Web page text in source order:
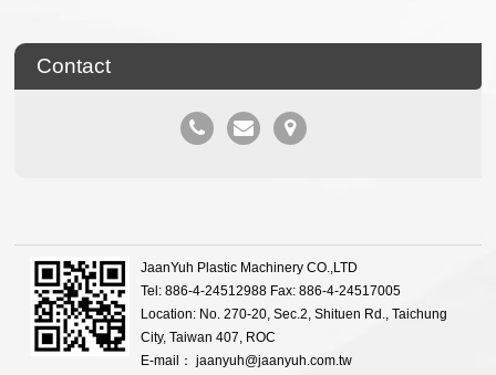
Contact
JaanYuh Plastic Machinery CO.,LTD
Tel: 886-4-24512988 Fax: 886-4-24517005
Location: No. 270-20, Sec.2, Shituen Rd., Taichung
City, Taiwan 407, ROC
E-mail： jaanyuh@jaanyuh.com.tw